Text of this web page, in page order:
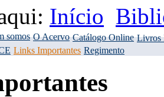
Início
somos O Acervo Catálogo Online Livros
Links Importantes Regimento